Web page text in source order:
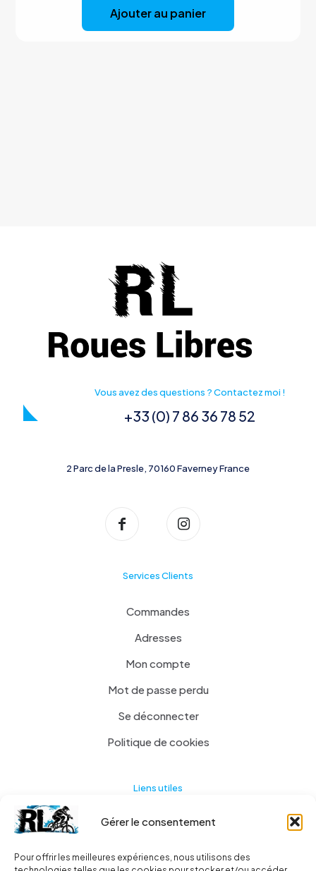
Gérer le consentement
Pour offrir les meilleures expériences, nous utilisons des
Ajouter au panier
Vous avez des questions ? Contactez moi !
+33 (0) 7 86 36 78 52
2 Parc de la Presle, 70160 Faverney France
Services Clients
Commandes
Adresses
Mon compte
Mot de passe perdu
Se déconnecter
Politique de cookies
Liens utiles
Actualités